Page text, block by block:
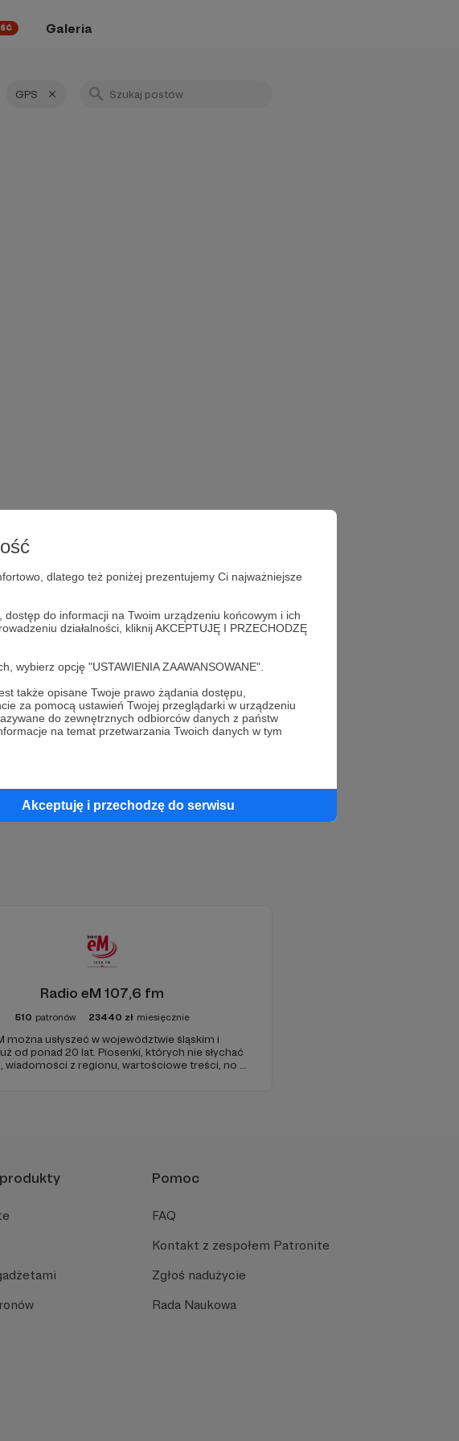
dlatego też poniżej prezentujemy Ci najważniejsze
do informacji na Twoim urządzeniu końcowym i ich
działalności, kliknij AKCEPTUJĘ I PRZECHODZĘ
opcję "USTAWIENIA ZAAWANSOWANE".
także opisane Twoje prawo żądania dostępu,
za pomocą ustawień Twojej przeglądarki w urządzeniu
do zewnętrznych odbiorców danych z państw
na temat przetwarzania Twoich danych w tym
Akceptuję i przechodzę do serwisu
Galeria
GPS
już teraz!
Radio eM 107,6 fm
510 patronów 23440 zł miesięcznie
można usłyszeć w województwie śląskim i
od ponad 20 lat. Piosenki, których nie słychać
wiadomości z regionu, wartościowe treści, no i
Pomoc
FAQ
Kontakt z zespołem Patronite
Zgłoś nadużycie
Rada Naukowa